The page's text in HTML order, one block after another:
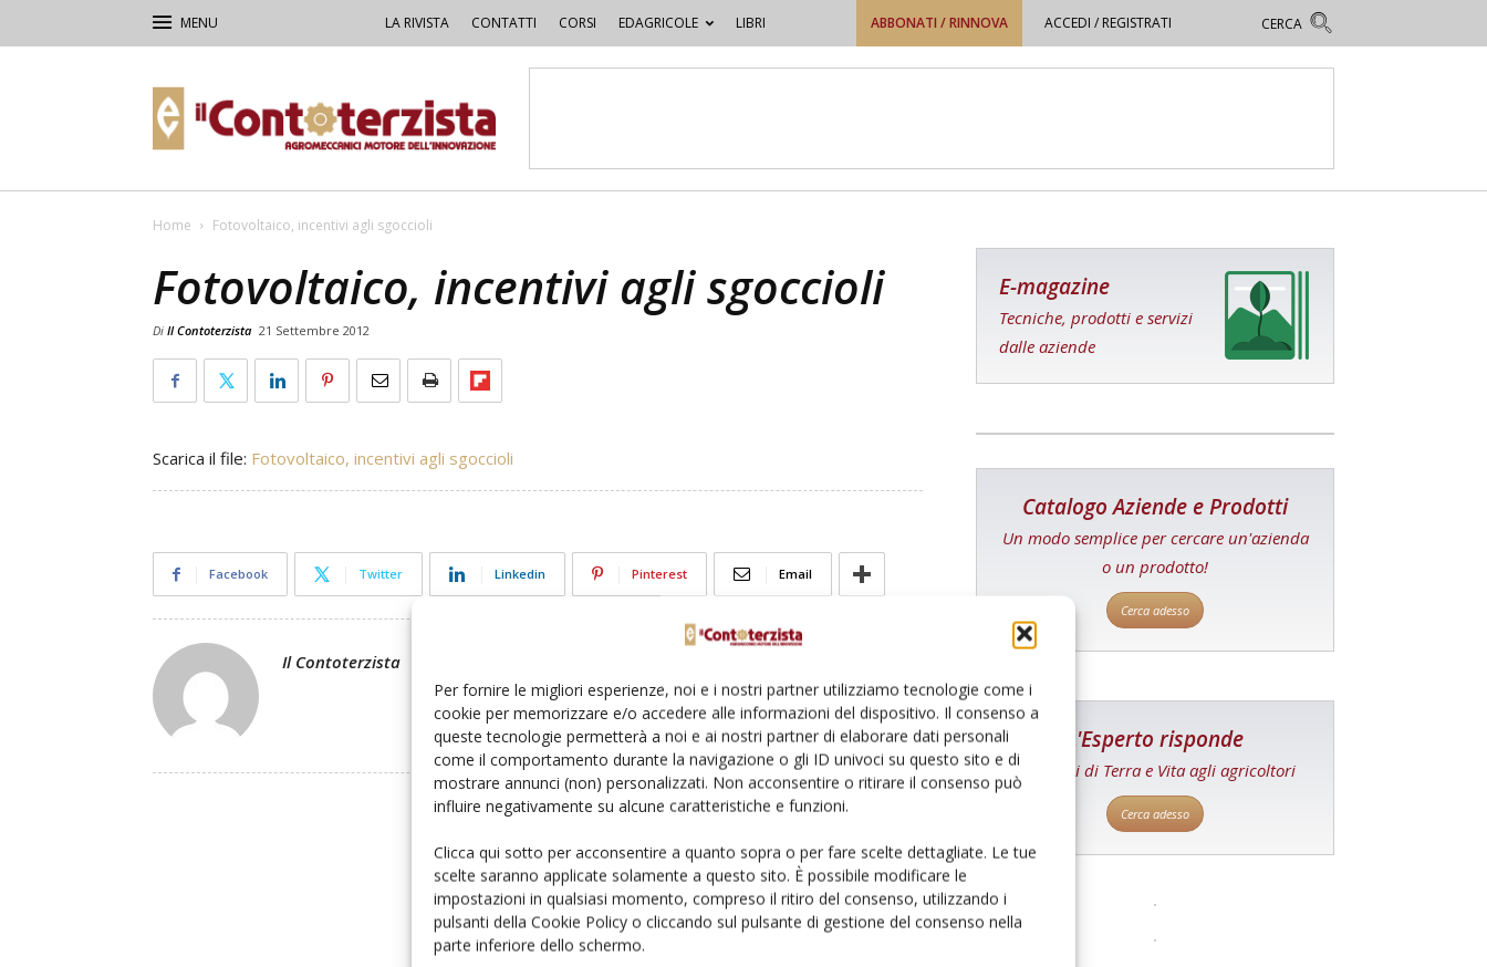
Per fornire le migliori esperienze, noi e i nostri partner utilizziamo tecnologie come i
cookie per memorizzare e/o accedere alle informazioni del dispositivo. Il consenso a
queste tecnologie permetterà a noi e ai nostri partner di elaborare dati personali
come il comportamento durante la navigazione o gli ID univoci su questo sito e di
mostrare annunci (non) personalizzati. Non acconsentire o ritirare il consenso può
influire negativamente su alcune caratteristiche e funzioni.
Clicca qui sotto per acconsentire a quanto sopra o per fare scelte dettagliate. Le tue
scelte saranno applicate solamente a questo sito. È possibile modificare le
impostazioni in qualsiasi momento, compreso il ritiro del consenso, utilizzando i
pulsanti della Cookie Policy o cliccando sul pulsante di gestione del consenso nella
parte inferiore dello schermo.
LA RIVISTA CONTATTI CORSI EDAGRICOLE LIBRI ABBONATI / RINNOVA ACCEDI / REGISTRATI
Contoterzista
Home Fotovoltaico, incentivi agli sgoccioli
Fotovoltaico, incentivi agli sgoccioli
Di Il Contoterzista 21 Settembre 2012
Scarica il file: Fotovoltaico, incentivi agli sgoccioli
Facebook Twitter Linkedin Pinterest Email
Il Contoterzista
E-magazine
Tecniche, prodotti e servizi
dalle aziende
Catalogo Aziende e Prodotti
Un modo semplice per cercare un'azienda
o un prodotto!
Cerca adesso
L'Esperto risponde
I consigli di Terra e Vita agli agricoltori
Cerca adesso